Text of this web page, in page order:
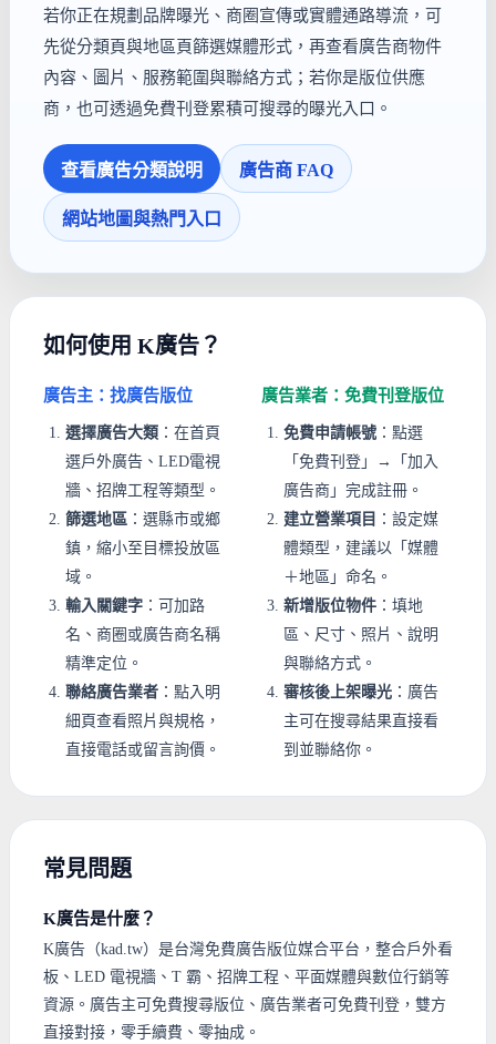
若你正在規劃品牌曝光、商圈宣傳或實體通路導流，可
先從分類頁與地區頁篩選媒體形式，再查看廣告商物件
內容、圖片、服務範圍與聯絡方式；若你是版位供應
商，也可透過免費刊登累積可搜尋的曝光入口。
查看廣告分類說明 廣告商 FAQ
網站地圖與熱門入口
如何使用 K廣告？
廣告主：找廣告版位
選擇廣告大類 ：在首頁
選戶外廣告、LED電視
牆、招牌工程等類型。
篩選地區 ：選縣市或鄉
鎮，縮小至目標投放區
域。
輸入關鍵字 ：可加路
名、商圈或廣告商名稱
精準定位。
聯絡廣告業者 ：點入明
細頁查看照片與規格，
直接電話或留言詢價。
廣告業者：免費刊登版位
免費申請帳號 ：點選
「免費刊登」→「加入
廣告商」完成註冊。
建立營業項目 ：設定媒
體類型，建議以「媒體
＋地區」命名。
新增版位物件 ：填地
區、尺寸、照片、說明
與聯絡方式。
審核後上架曝光 ：廣告
主可在搜尋結果直接看
到並聯絡你。
常見問題
K廣告是什麼？
K廣告（kad.tw）是台灣免費廣告版位媒合平台，整合戶外看
板、LED 電視牆、T 霸、招牌工程、平面媒體與數位行銷等
資源。廣告主可免費搜尋版位、廣告業者可免費刊登，雙方
直接對接，零手續費、零抽成。